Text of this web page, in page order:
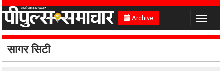
Archive
Toggle
सागर सिटी